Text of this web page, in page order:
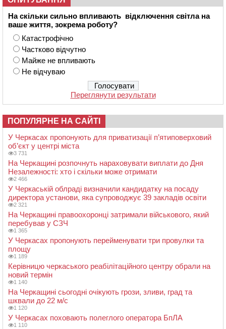
На скільки сильно впливають відключення світла на
ваше життя, зокрема роботу?
Катастрофічно
Частково відчутно
Майже не впливають
Не відчуваю
Переглянути результати
ПОПУЛЯРНЕ НА САЙТІ
У Черкасах пропонують для приватизації п’ятиповерховий
об’єкт у центрі міста
3 731
На Черкащині розпочнуть нараховувати виплати до Дня
Незалежності: хто і скільки може отримати
2 466
У Черкаській облраді визначили кандидатку на посаду
директора установи, яка супроводжує 39 закладів освіти
2 321
На Черкащині правоохоронці затримали військового, який
перебував у СЗЧ
1 365
У Черкасах пропонують перейменувати три провулки та
площу
1 189
Керівницю черкаського реабілітаційного центру обрали на
новий термін
1 140
На Черкащині сьогодні очікують грози, зливи, град та
шквали до 22 м/с
1 120
У Черкасах поховають полеглого оператора БпЛА
1 110